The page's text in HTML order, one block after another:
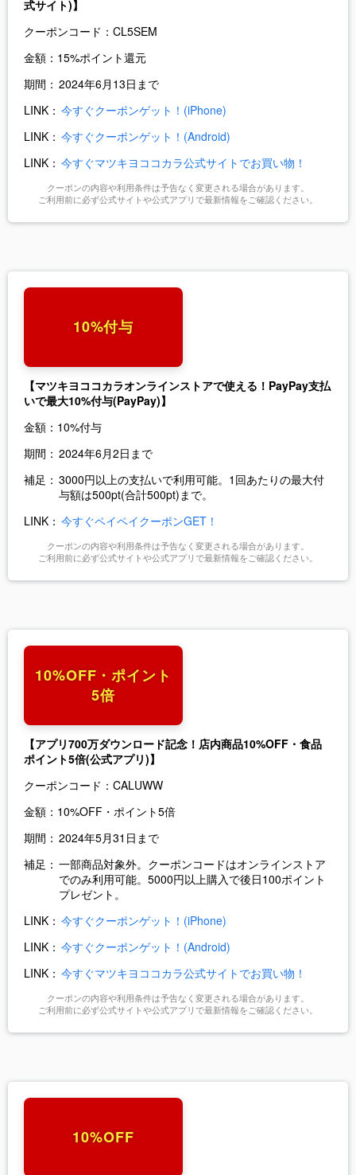
式サイト)】
クーポンコード： CL5SEM
金額： 15%ポイント還元
期間： 2024年6月13日まで
LINK： 今すぐクーポンゲット！(iPhone)
LINK： 今すぐクーポンゲット！(Android)
LINK： 今すぐマツキヨココカラ公式サイトでお買い物！
クーポンの内容や利用条件は予告なく変更される場合があります。
ご利用前に必ず公式サイトや公式アプリで最新情報をご確認ください。
10%付与
【マツキヨココカラオンラインストアで使える！PayPay支払
いで最大10%付与(PayPay)】
金額： 10%付与
期間： 2024年6月2日まで
補足： 3000円以上の支払いで利用可能。1回あたりの最大付
与額は500pt(合計500pt)まで。
LINK： 今すぐペイペイクーポンGET！
クーポンの内容や利用条件は予告なく変更される場合があります。
ご利用前に必ず公式サイトや公式アプリで最新情報をご確認ください。
10%OFF・ポイント
5倍
【アプリ700万ダウンロード記念！店内商品10%OFF・食品
ポイント5倍(公式アプリ)】
クーポンコード： CALUWW
金額： 10%OFF・ポイント5倍
期間： 2024年5月31日まで
補足： 一部商品対象外。クーポンコードはオンラインストア
でのみ利用可能。5000円以上購入で後日100ポイント
プレゼント。
LINK： 今すぐクーポンゲット！(iPhone)
LINK： 今すぐクーポンゲット！(Android)
LINK： 今すぐマツキヨココカラ公式サイトでお買い物！
クーポンの内容や利用条件は予告なく変更される場合があります。
ご利用前に必ず公式サイトや公式アプリで最新情報をご確認ください。
10%OFF